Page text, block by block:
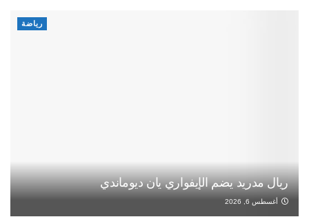
رياضة
ريال مدريد يضم الإيفواري يان ديوماندي
أغسطس 6, 2026